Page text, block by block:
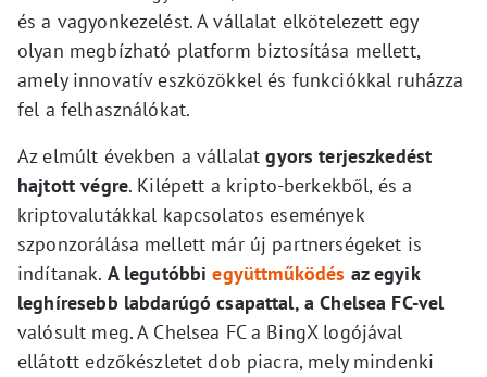
és a vagyonkezelést. A vállalat elkötelezett egy
olyan megbízható platform biztosítása mellett,
amely innovatív eszközökkel és funkciókkal ruházza
fel a felhasználókat.
Az elmúlt években a vállalat gyors terjeszkedést
hajtott végre. Kilépett a kripto-berkekből, és a
kriptovalutákkal kapcsolatos események
szponzorálása mellett már új partnerségeket is
indítanak. A legutóbbiegyüttműködés az egyik
leghíresebb labdarúgó csapattal, a Chelsea FC-vel
valósult meg. A Chelsea FC a BingX logójával
ellátott edzőkészletet dob piacra, mely mindenki